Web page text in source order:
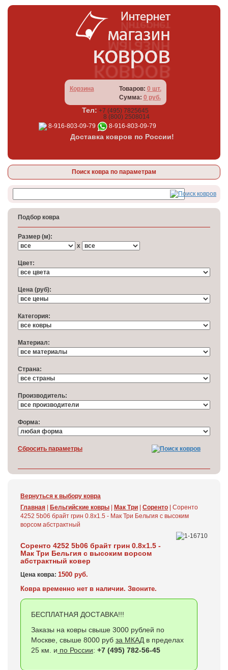
Корзина Товаров: 0 шт.
Сумма: 0 руб.
Тел: +7 (495) 7825645
8 (800) 2508014
8-916-803-09-79
8-916-803-09-79
Доставка ковров по России!
Поиск ковра по параметрам
Подбор ковра
Размер (м):
x
Цвет:
Цена (руб):
Категория:
Материал:
Cтрана:
Производитель:
Форма:
Cбросить параметры
Вернуться к выбору ковра
Главная
Бельгийские ковры Мак Три Соренто | Соренто
4252 5b06 брайт грин 0.8x1.5 - Мак Три Бельгия c высоким
ворсом абстрактный
Соренто 4252 5b06 брайт грин 0.8x1.5 -
Мак Три Бельгия c высоким ворсом
абстрактный ковер
Цена ковра: 1500 руб.
Ковра временно нет в наличии. Звоните.
БЕСПЛАТНАЯ ДОСТАВКА!!!
Заказы на ковры свыше 3000 рублей по
Москве, свыше 8000 руб за МКАДв пределах
25 км. и по России: +7 (495) 782-56-45